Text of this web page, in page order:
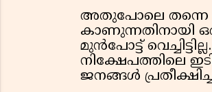
അതുപോലെ തന്നെ
കാണുന്നതിനായി
മുൻപോട്ട്
നിക്ഷേപത്തിലെ
ജനങ്ങൾ